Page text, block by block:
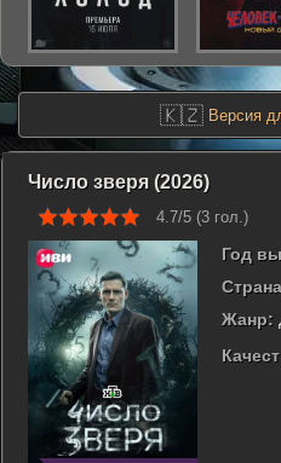
🇰🇿 Версия
Число зверя (2026)
4.7/5 (3 гол.)
Год
Жанр: